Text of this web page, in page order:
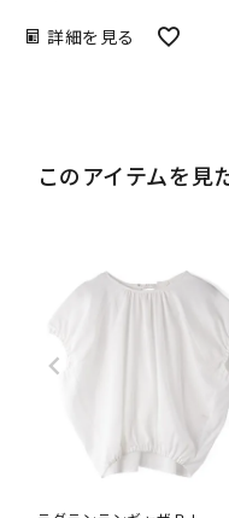
詳細を見る
このアイテムを見